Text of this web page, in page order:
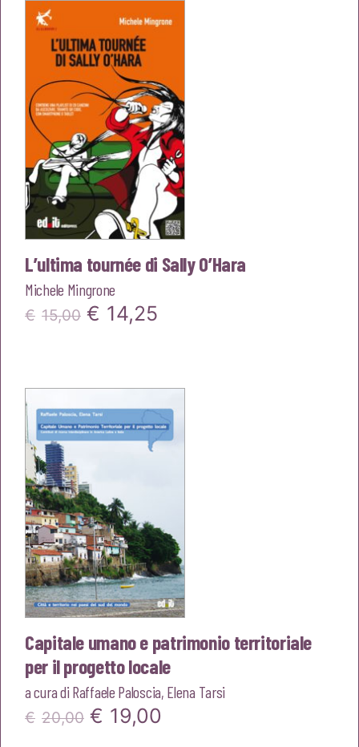
era:
€18,00.
è:
€17,10.
L’ultima tournée di Sally O’Hara
Michele Mingrone
€ 15,00 Il
€15,00.
€ 14,25
€14,25.
Capitale umano e patrimonio territoriale
per il progetto locale
a cura di Raffaele Paloscia, Elena Tarsi
€ 20,00 Il
€ 19,00